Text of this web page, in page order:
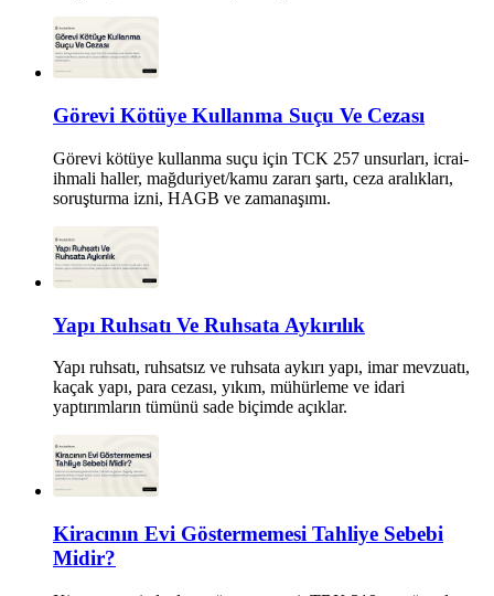
Görevi Kötüye Kullanma Suçu Ve Cezası
Görevi kötüye kullanma suçu için TCK 257 unsurları, icrai-
ihmali haller, mağduriyet/kamu zararı şartı, ceza aralıkları,
soruşturma izni, HAGB ve zamanaşımı.
Yapı Ruhsatı Ve Ruhsata Aykırılık
Yapı ruhsatı, ruhsatsız ve ruhsata aykırı yapı, imar mevzuatı,
kaçak yapı, para cezası, yıkım, mühürleme ve idari
yaptırımların tümünü sade biçimde açıklar.
Kiracının Evi Göstermemesi Tahliye Sebebi
Midir?